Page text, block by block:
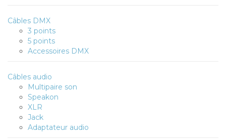
Câbles DMX
3 points
5 points
Accessoires DMX
Câbles audio
Multipaire son
Speakon
XLR
Jack
Adaptateur audio